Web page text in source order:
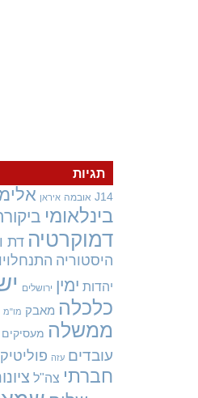
תגיות
J14 אובמה איראן
בינלאומי
דמוקרטיה דת
היסטוריה
יהדות ימין ירושלים
כלכלה מאבק מו"מ
ממשלה מעסיקים
עובדים עזה
חברתי צה"ל